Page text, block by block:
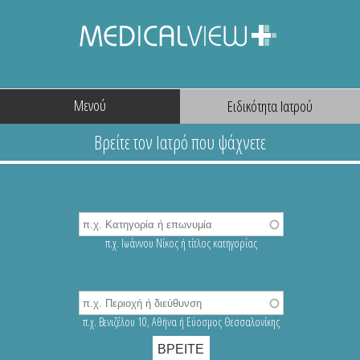
Μενού
π.χ. Ιωάννου Νίκος ή τίτλος κατηγορίας
π.χ. Βενιζέλου 10, Αθήνα ή Εύοσμος Θεσσαλονίκης